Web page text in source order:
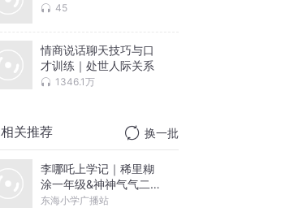
45
情商说话聊天技巧与口
才训练｜处世人际关系
1346.1万
相关推荐 换一批
李哪吒上学记｜稀里糊
涂一年级&神神气气二年
级
东海小学广播站